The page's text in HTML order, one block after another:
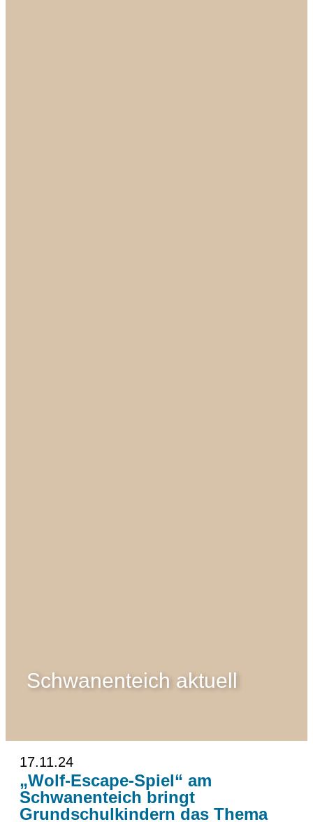
Schwanenteich aktuell
17.11.24
„Wolf-Escape-Spiel“ am
Schwanenteich bringt
Grundschulkindern das Thema